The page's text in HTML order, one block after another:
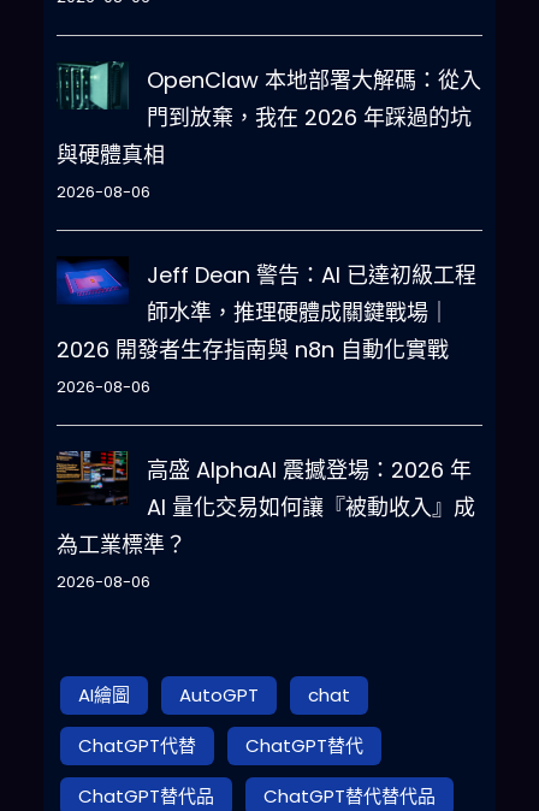
OpenClaw 本地部署大解碼：從入
門到放棄，我在 2026 年踩過的坑
與硬體真相
2026-08-06
Jeff Dean 警告：AI 已達初級工程
師水準，推理硬體成關鍵戰場｜
2026 開發者生存指南與 n8n 自動化實戰
2026-08-06
高盛 AlphaAI 震撼登場：2026 年
AI 量化交易如何讓『被動收入』成
為工業標準？
2026-08-06
AI繪圖 AutoGPT
chat
ChatGPT代替
ChatGPT替代
ChatGPT替代品
ChatGPT替代替代品